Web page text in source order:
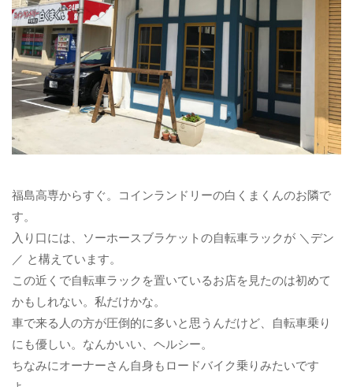
福島高専からすぐ。コインランドリーの白くまくんのお隣で
す。
入り口には、ソーホースブラケットの自転車ラックが ＼デン
／ と構えています。
この近くで自転車ラックを置いているお店を見たのは初めて
かもしれない。私だけかな。
車で来る人の方が圧倒的に多いと思うんだけど、自転車乗り
にも優しい。なんかいい、ヘルシー。
ちなみにオーナーさん自身もロードバイク乗りみたいです